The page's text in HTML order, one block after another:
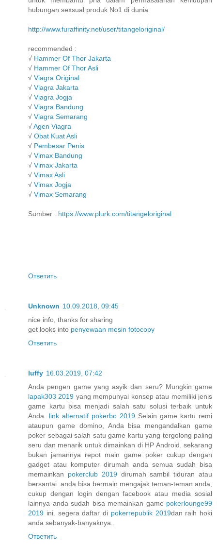
hubungan sexsual produk No1 di dunia
http://www.furaffinity.net/user/titangeloriginal/
recommended :
√ Hammer Of Thor Jakarta
√ Hammer Of Thor Asli
√ Viagra Original
√ Viagra Jakarta
√ Viagra Jogja
√ Viagra Bandung
√ Viagra Semarang
√Agen Viagra
√ Obat Kuat Asli
√ Pembesar Penis
√ Vimax Bandung
√ Vimax Jakarta
√ Vimax Asli
√ Vimax Jogja
√ Vimax Semarang
Sumber : https://www.plurk.com/titangeloriginal
Ответить
Unknown 10.09.2018, 09:45
nice info, thanks for sharing
get looks into penyewaan mesin fotocopy
Ответить
luffy 16.03.2019, 07:42
Anda pengen game yang asyik dan seru? Mungkin game
lapak303 2019 yang mempunyai konsep atau memiliki jenis
game kartu bisa menjadi salah satu solusi terbaik untuk
Anda. link alternatif pokerbo 2019 Selain game kartu remi
ataupun game domino, Anda bisa mengandalkan game
poker sebagai salah satu game kartu yang tergolong paling
seru dan menarik untuk dimainkan di HP Android. sekarang
bukan jamannya repot main game poker cukup dengan
gadget atau komputer dirumah anda semua sudah bisa
memainkan pokerclub 2019dirumah sambil tiduran atau
bersantai. anda bisa bermain mengajak teman-teman anda,
cukup dengan login dengan facebook atau media sosial
lainnya anda sudah bisa memainkan game pokerlounge99
2019 ini. segera daftar di pokerrepublik 2019dan raih hoki
anda sebanyak-banyaknya..
Ответить